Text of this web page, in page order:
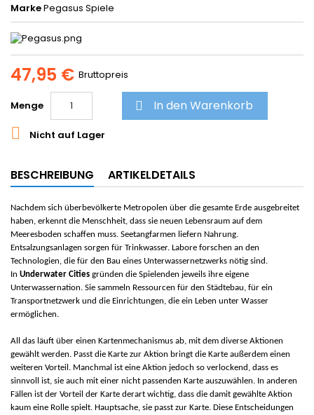
MarkePegasus Spiele
47,95 € Bruttopreis
Menge  In den Warenkorb
 Nicht auf Lager
BESCHREIBUNG ARTIKELDETAILS
Nachdem sich überbevölkerte Metropolen über die gesamte Erde ausgebreitet
haben, erkennt die Menschheit, dass sie neuen Lebensraum auf dem
Meeresboden schaffen muss. Seetangfarmen liefern Nahrung.
Entsalzungsanlagen sorgen für Trinkwasser. Labore forschen an den
Technologien, die für den Bau eines Unterwassernetzwerks nötig sind.
In Underwater Cities gründen die Spielenden jeweils ihre eigene
Unterwassernation. Sie sammeln Ressourcen für den Städtebau, für ein
Transportnetzwerk und die Einrichtungen, die ein Leben unter Wasser
ermöglichen.
All das läuft über einen Kartenmechanismus ab, mit dem diverse Aktionen
gewählt werden. Passt die Karte zur Aktion bringt die Karte außerdem einen
weiteren Vorteil. Manchmal ist eine Aktion jedoch so verlockend, dass es
sinnvoll ist, sie auch mit einer nicht passenden Karte auszuwählen. In anderen
Fällen ist der Vorteil der Karte derart wichtig, dass die damit gewählte Aktion
kaum eine Rolle spielt. Hauptsache, sie passt zur Karte. Diese Entscheidungen